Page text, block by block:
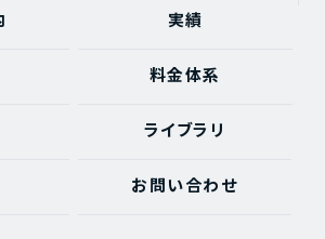
実績
料金体系
ライブラリ
お問い合わせ